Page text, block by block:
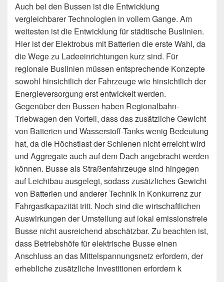
Auch bei den Bussen ist die Entwicklung
vergleichbarer Technologien in vollem Gange. Am
weitesten ist die Entwicklung für städtische Buslinien.
Hier ist der Elektrobus mit Batterien die erste Wahl, da
die Wege zu Ladeeinrichtungen kurz sind. Für
regionale Buslinien müssen entsprechende Konzepte
sowohl hinsichtlich der Fahrzeuge wie hinsichtlich der
Energieversorgung erst entwickelt werden.
Gegenüber den Bussen haben Regionalbahn-
Triebwagen den Vorteil, dass das zusätzliche Gewicht
von Batterien und Wasserstoff-Tanks wenig Bedeutung
hat, da die Höchstlast der Schienen nicht erreicht wird
und Aggregate auch auf dem Dach angebracht werden
können. Busse als Straßenfahrzeuge sind hingegen
auf Leichtbau ausgelegt, sodass zusätzliches Gewicht
von Batterien und anderer Technik in Konkurrenz zur
Fahrgastkapazität tritt. Noch sind die wirtschaftlichen
Auswirkungen der Umstellung auf lokal emissionsfreie
Busse nicht ausreichend abschätzbar. Zu beachten ist,
dass Betriebshöfe für elektrische Busse einen
Anschluss an das Mittelspannungsnetz erfordern, der
erhebliche zusätzliche Investitionen erfordern k